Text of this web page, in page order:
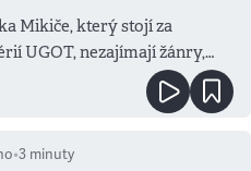
Mikiče, který stojí za
UGOT, nezajímají žánry,
•3 minuty